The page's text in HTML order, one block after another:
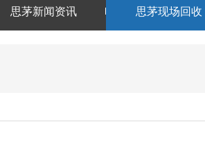
思茅新闻资讯 思茅现场回收